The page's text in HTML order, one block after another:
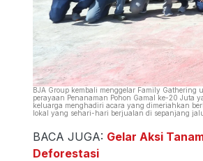
BJA Group kembali menggelar Family
perayaan Penanaman Pohon Gamal ke-20 Juta
keluarga menghadiri acara yang dimeriahkan
lokal yang sehari-hari berjualan di sepanjang
BACA JUGA: Gelar Aksi
Deforestasi